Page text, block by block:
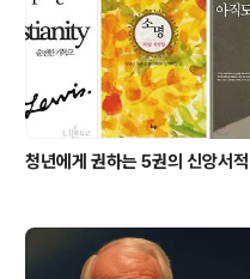
청년에게 권하는 5권의 신앙서적